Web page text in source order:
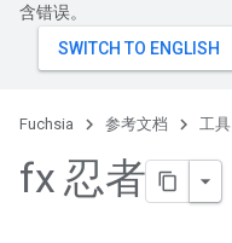
含错误。
Fuchsia 参考文档 工具
fx 忍者